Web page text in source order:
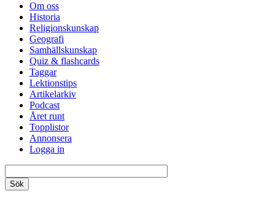
Om oss
Historia
Religionskunskap
Geografi
Samhällskunskap
Quiz & flashcards
Taggar
Lektionstips
Artikelarkiv
Podcast
Året runt
Topplistor
Annonsera
Logga in